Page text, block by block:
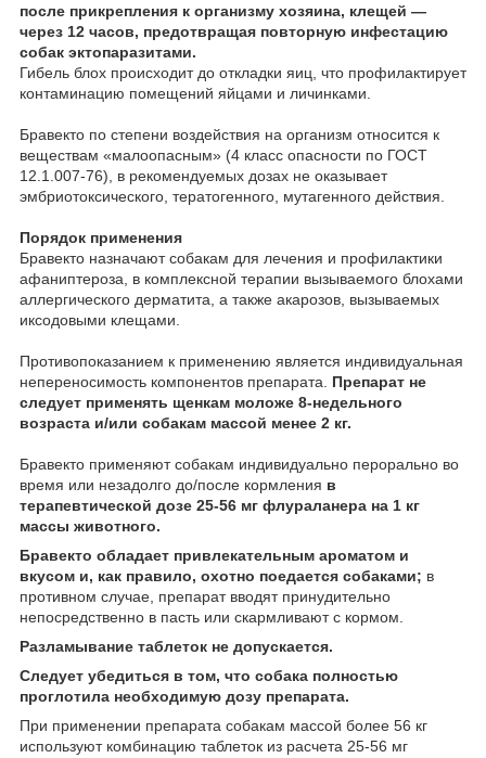
после прикрепления к организму хозяина, клещей —
через 12 часов, предотвращая повторную инфестацию
собак эктопаразитами.
Гибель блох происходит до откладки яиц, что профилактирует
контаминацию помещений яйцами и личинками.
Бравекто по степени воздействия на организм относится к
веществам «малоопасным» (4 класс опасности по ГОСТ
12.1.007-76), в рекомендуемых дозах не оказывает
эмбриотоксического, тератогенного, мутагенного действия.
Порядок применения
Бравекто назначают собакам для лечения и профилактики
афаниптероза, в комплексной терапии вызываемого блохами
аллергического дерматита, а также акарозов, вызываемых
иксодовыми клещами.
Противопоказанием к применению является индивидуальная
непереносимость компонентов препарата.
Препарат не
следует применять щенкам моложе 8-недельного
возраста и/или собакам массой менее 2 кг.
Бравекто применяют собакам индивидуально перорально во
время или незадолго до/после кормления в
терапевтической дозе 25-56 мг флураланера на 1 кг
массы животного.
Бравекто обладает привлекательным ароматом и
вкусом и, как правило, охотно поедается собаками; в
противном случае, препарат вводят принудительно
непосредственно в пасть или скармливают с кормом.
Разламывание таблеток не допускается.
Следует убедиться в том, что собака полностью
проглотила необходимую дозу препарата.
При применении препарата собакам массой более 56 кг
используют комбинацию таблеток из расчета 25-56 мг